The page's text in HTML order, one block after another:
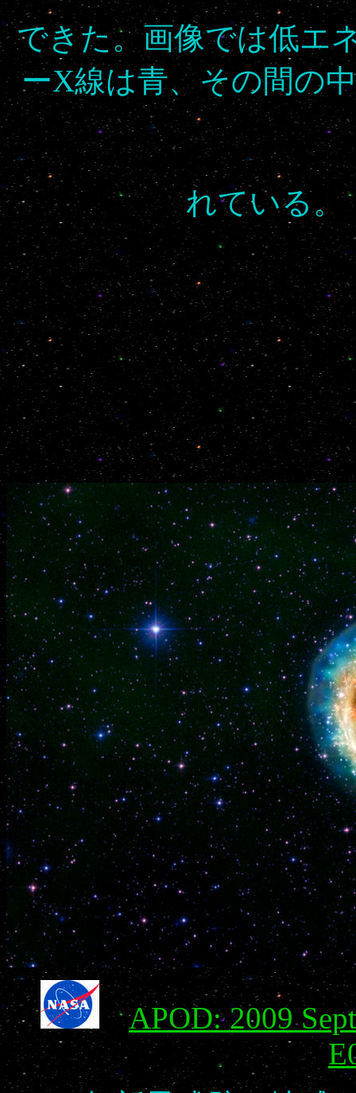
できた。画像では低エ
ーX線は青、その間の
れている
APOD: 2009